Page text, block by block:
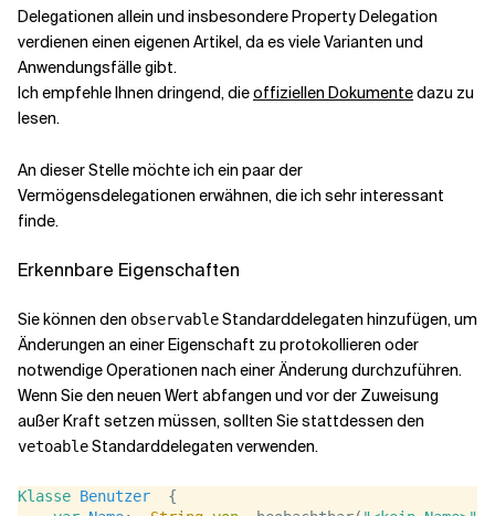
Delegationen allein und insbesondere Property Delegation
verdienen einen eigenen Artikel, da es viele Varianten und
Anwendungsfälle gibt.
Ich empfehle Ihnen dringend, dieoffiziellen Dokumentedazu zu
lesen.
An dieser Stelle möchte ich ein paar der
Vermögensdelegationen erwähnen, die ich sehr interessant
finde.
Erkennbare Eigenschaften
Sie können den observableStandarddelegaten hinzufügen, um
Änderungen an einer Eigenschaft zu protokollieren oder
notwendige Operationen nach einer Änderung durchzuführen.
Wenn Sie den neuen Wert abfangen und vor der Zuweisung
außer Kraft setzen müssen, sollten Sie stattdessen den
vetoableStandarddelegaten verwenden.
Klasse Benutzer
  {